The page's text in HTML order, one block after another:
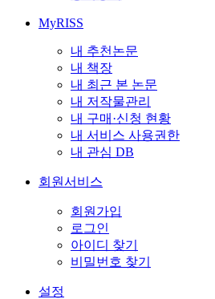
MyRISS
내 추천논문
내 책장
내 최근 본 논문
내 저작물관리
내 구매·신청 현황
내 서비스 사용권한
내 관심 DB
회원서비스
회원가입
로그인
아이디 찾기
비밀번호 찾기
설정